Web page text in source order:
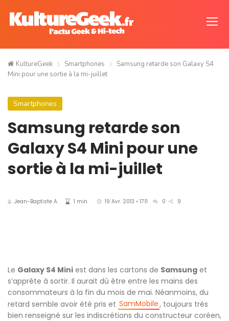
KultureGeek Smartphones
Samsung retarde son Galaxy S4
Mini pour une sortie à la mi-juillet
Smartphones
Samsung retarde son
Galaxy S4 Mini pour une
sortie à la mi-juillet
Jean-Baptiste A. 1 min. 19 Avr. 2013 • 17:11 0 9
Le Galaxy S4 Mini est dans les cartons de Samsung et
s’apprête à sortir. Il aurait dû être entre les mains des
consommateurs à la fin du mois de mai. Néanmoins, du
retard semble avoir été pris et SamMobile, toujours très
bien renseigné sur les indiscrétions du constructeur coréen,